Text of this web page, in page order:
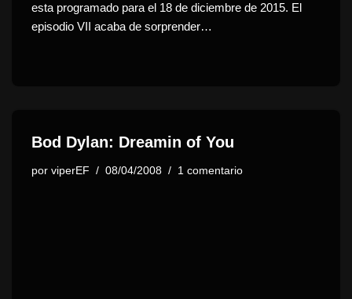
esta programado para el 18 de diciembre de 2015. El
episodio VII acaba de sorprender…
Bod Dylan: Dreamin of You
por viperEF 08/04/2008 1 comentario